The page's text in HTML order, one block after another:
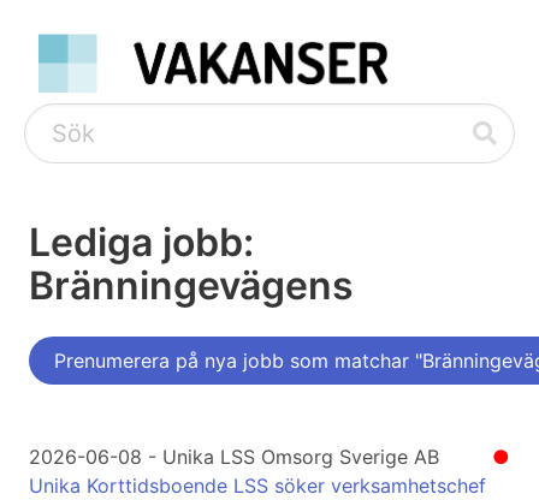
Lediga jobb:
Bränningevägens
Prenumerera på nya jobb som matchar
●
2026-06-08 - Unika LSS Omsorg Sverige AB
Unika Korttidsboende LSS söker verksamhetschef